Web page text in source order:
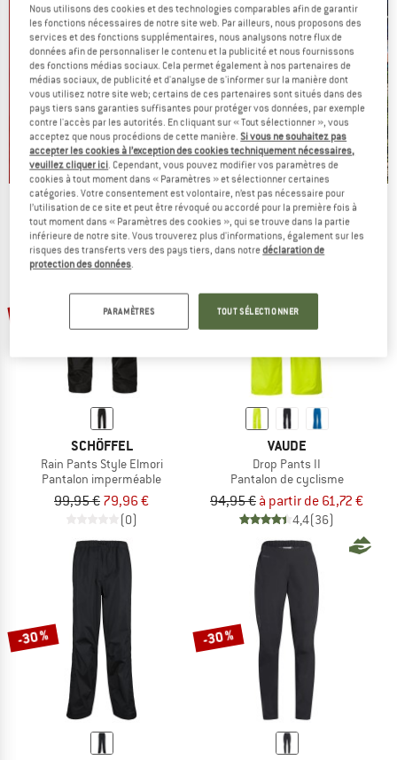
On vide des stocks !
JUSQU'À -60 %
LE DÉSTOCKAGE
SCHÖFFEL
Rain Pants Style Elmori
Pantalon imperméable
99,95 € 79,96 €
(0)
Jusqu'à -35 %
VAUDE
Drop Pants II
Pantalon de cyclisme
94,95 € à partir de 61,72 €
4,4(36)
-30 % -30 %
Nous utilisons des cookies et des technologies comparables afin de garantir
les fonctions nécessaires de notre site web. Par ailleurs, nous proposons des
services et des fonctions supplémentaires, nous analysons notre flux de
données afin de personnaliser le contenu et la publicité et nous fournissons
des fonctions médias sociaux. Cela permet également à nos partenaires de
médias sociaux, de publicité et d'analyse de s'informer sur la manière dont
vous utilisez notre site web; certains de ces partenaires sont situés dans des
pays tiers sans garanties suffisantes pour protéger vos données, par exemple
contre l'accès par les autorités. En cliquant sur « Tout sélectionner », vous
acceptez que nous procédions de cette manière.Si vous ne souhaitez pas
accepter les cookies à l’exception des cookies techniquement nécessaires,
veuillez cliquer ici. Cependant, vous pouvez modifier vos paramètres de
cookies à tout moment dans « Paramètres » et sélectionner certaines
catégories. Votre consentement est volontaire, n’est pas nécessaire pour
l’utilisation de ce site et peut être révoqué ou accordé pour la première fois à
tout moment dans « Paramètres des cookies », qui se trouve dans la partie
inférieure de notre site. Vous trouverez plus d'informations, également sur les
risques des transferts vers des pays tiers, dans notredéclaration de
protection des données.
PARAMÈTRES TOUT SÉLECTIONNER